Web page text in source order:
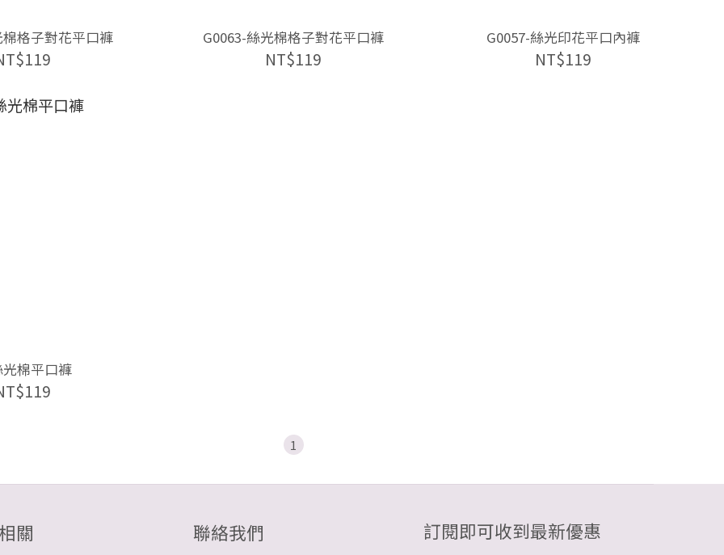
棉格子對花平口褲 G0063-絲光棉格子對花平口褲
NT$119
G0057-絲光印花平口內褲
NT$119
光棉平口褲
1
關 聯絡我們 訂閱即可收到最新優惠